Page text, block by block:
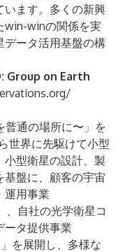
います。多くの新興
win-winの関係を実
データ活用基盤の構
Group on Earth
普通の場所に〜」を
世界に先駆けて小型
型衛星の設計、製
盤に、顧客の宇宙
運用事業
、自社の光学衛星コ
ータ提供事業
を展開し、多様な